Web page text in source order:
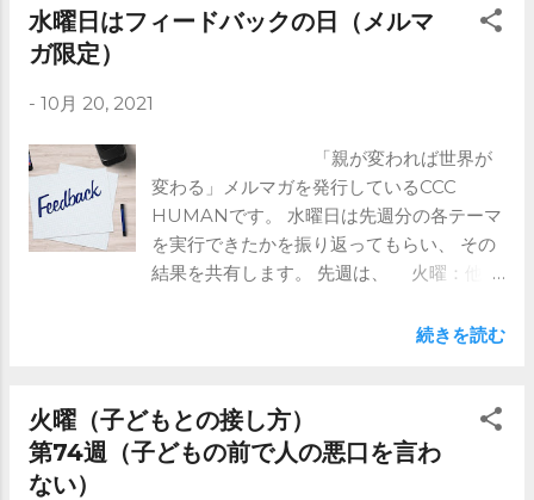
の向上による豊かな社会の創造と エネル
生可能エネルギーは 各国どれくらい発電し
ているのでしょうか。 まずはグラフを見て
見ましょう。 ⇒これより先はメルマガで ※
ブログではメルマガの前半部分のみ記載し
ています。 全文は是非メルマガをご登録
水曜日はフィードバックの日（メルマ
ガ限定）
- 10月 20, 2021
「親が変われば世界が
変わる」メルマガを発行しているCCC
HUMANです。 水曜日は先週分の各テーマ
を実行できたかを振り返ってもらい、 その
結果を共有します。 先週は、 火曜：他の
(Transformation) 外側を考える でした
なぜなら、子育てはある意味他人とのコミ
ュニケーションです。 自分の子どもではあ
りますが、 全く別の性格の人を育てていく
続きを読む
火曜（子どもとの接し方）
第74週（子どもの前で人の悪口を言わ
ない）